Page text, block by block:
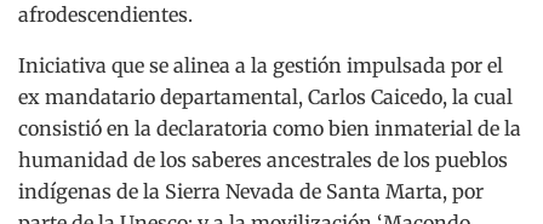
afrodescendientes.
Iniciativa que se alinea a la gestión impulsada por el
ex mandatario departamental, Carlos Caicedo, la cual
consistió en la declaratoria como bien inmaterial de la
humanidad de los saberes ancestrales de los pueblos
indígenas de la Sierra Nevada de Santa Marta, por